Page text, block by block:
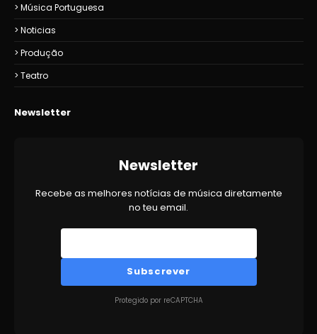
Música Portuguesa
Noticias
Produção
Teatro
Newsletter
Newsletter
Recebe as melhores notícias de música diretamente
no teu email.
Subscrever
Protegido por reCAPTCHA